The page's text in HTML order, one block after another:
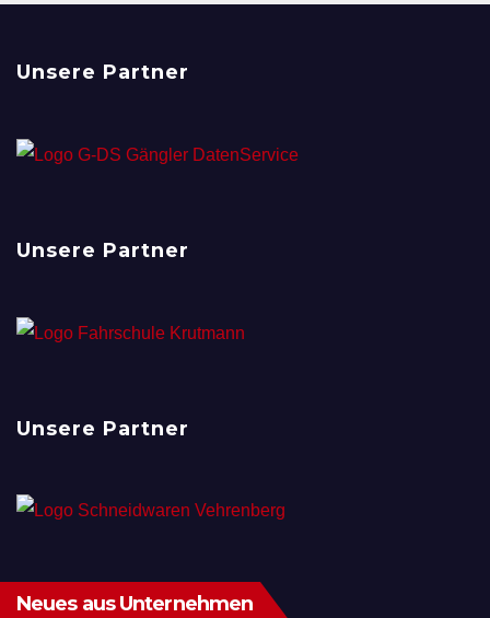
Unsere Partner
Unsere Partner
Unsere Partner
Neues aus Unternehmen